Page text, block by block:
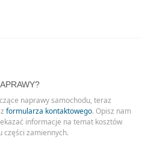
naprawy samochodu, teraz
formularza kontaktowego. Opisz nam
informacje na temat kosztów
części zamiennych.